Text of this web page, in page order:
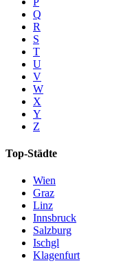
Q
R
S
T
U
V
W
X
Y
Z
Top-Städte
Wien
Graz
Linz
Innsbruck
Salzburg
Ischgl
Klagenfurt